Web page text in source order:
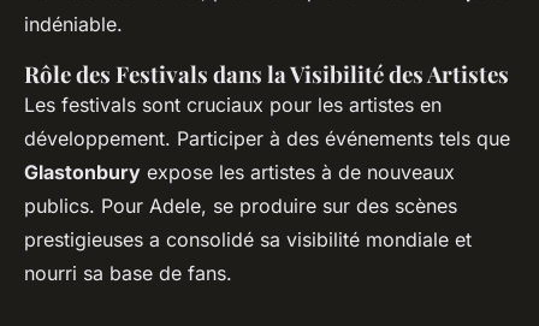
indéniable.
Rôle des Festivals dans la Visibilité des Artistes
Les festivals sont cruciaux pour les artistes en
développement. Participer à des événements tels que
Glastonbury expose les artistes à de nouveaux
publics. Pour Adele, se produire sur des scènes
prestigieuses a consolidé sa visibilité mondiale et
nourri sa base de fans.